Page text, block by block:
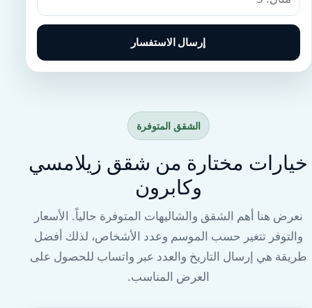
إرسال الاستفسار
الشقق المتوفرة
خيارات مختارة من شقق زيلامسي
وكابرون
نعرض هنا أهم الشقق والشاليهات المتوفرة حالياً. الأسعار
والتوفر تتغير حسب الموسم وعدد الأشخاص، لذلك أفضل
طريقة هي إرسال التاريخ والعدد عبر واتساب للحصول على
العرض المناسب.